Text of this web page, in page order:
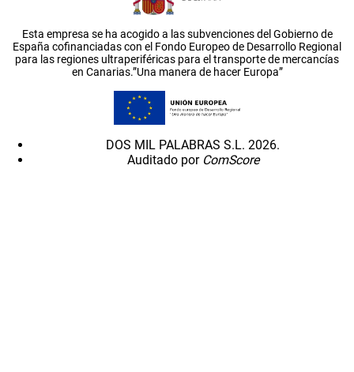
Esta empresa se ha acogido a las subvenciones del Gobierno de
España cofinanciadas con el Fondo Europeo de Desarrollo Regional
para las regiones ultraperiféricas para el transporte de mercancías
en Canarias.”Una manera de hacer Europa”
DOS MIL PALABRAS S.L. 2026.
Auditado por ComScore